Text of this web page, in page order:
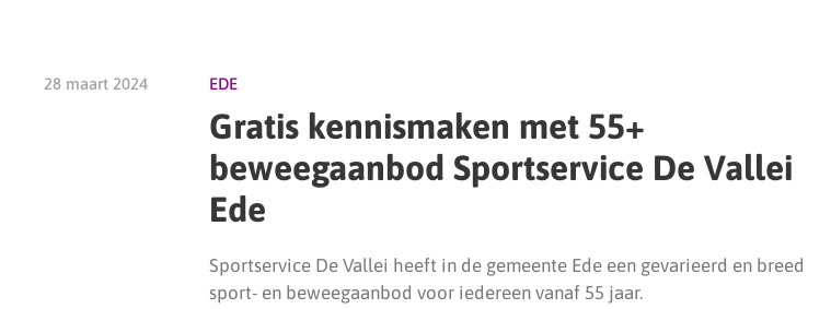
28 maart 2024 EDE
Gratis kennismaken met 55+
beweegaanbod Sportservice De Vallei
Ede
Sportservice De Vallei heeft in de gemeente Ede een gevarieerd en breed
sport- en beweegaanbod voor iedereen vanaf 55 jaar.